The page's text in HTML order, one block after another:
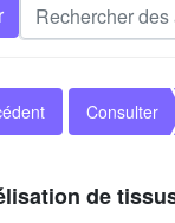
Consulter
de